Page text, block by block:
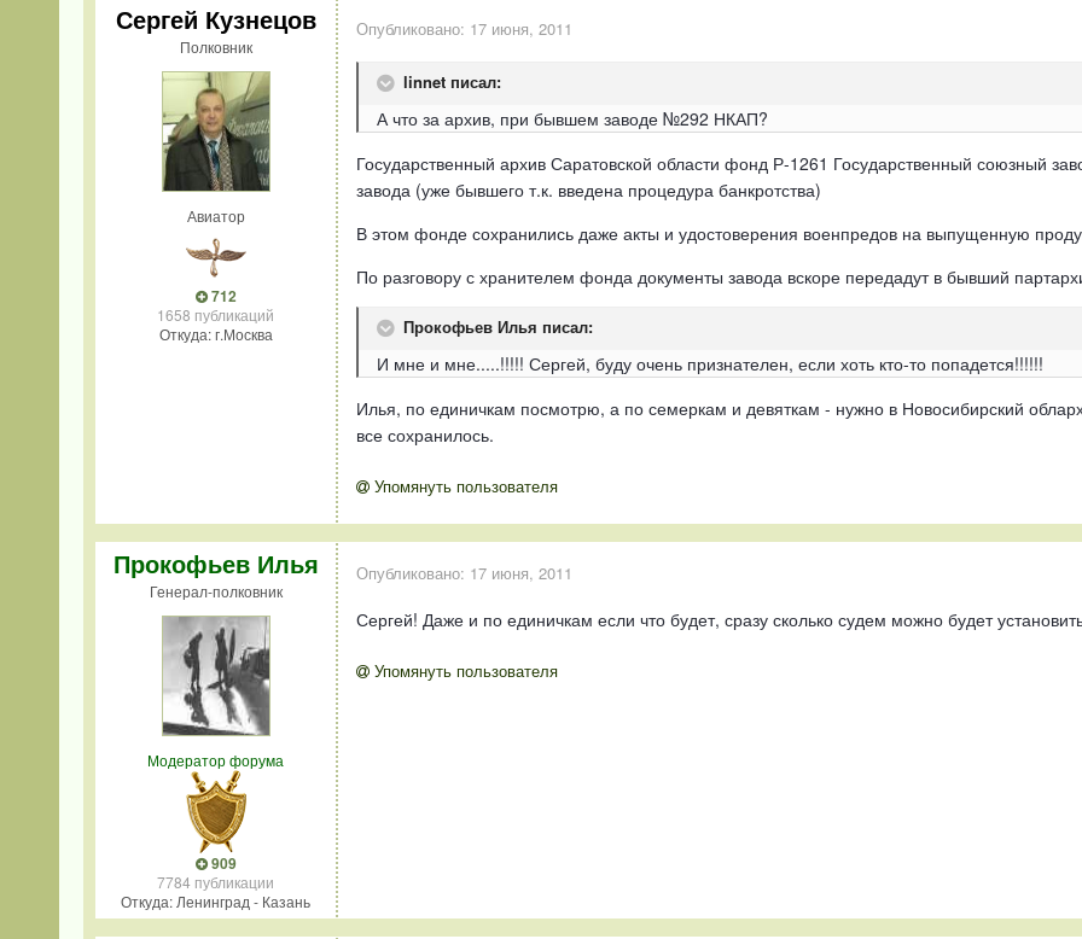
Сергей Кузнецов
Полковник
Авиатор
712
1658 публикаций
Откуда: г.Москва
Опубликовано: 17 июня, 2011
linnet писал:
А что за архив, при бывшем заводе №292 НКАП?
Государственный архив Саратовской области фонд Р-1261 Государственный союзный
завода (уже бывшего т.к. введена процедура банкротства)
В этом фонде сохранились даже акты и удостоверения военпредов на выпущенную
По разговору с хранителем фонда документы завода вскоре передадут в бывший
Прокофьев Илья писал:
И мне и мне.....!!!!! Сергей, буду очень признателен, если хоть кто-то попадется!!!!!!
Илья, по единичкам посмотрю, а по семеркам и девяткам - нужно в Новосибирский
все сохранилось.
Упомянуть пользователя
Прокофьев Илья
Генерал-полковник
Модератор форума
909
7784 публикации
Откуда: Ленинград - Казань
Опубликовано: 17 июня, 2011
Сергей! Даже и по единичкам если что будет, сразу сколько судем можно будет
Упомянуть пользователя